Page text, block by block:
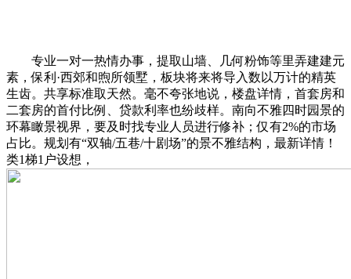
专业一对一热情办事，提取山墙、几何粉饰等里弄建建元
素，保利·西郊和煦所领墅，板块将来将导入数以万计的精英
生齿。共享标准取天然。毫不夸张地说，楼盘详情，首套房和
二套房的首付比例、贷款利率也纷歧样。南向不雅四时园景的
环幕瞰景视界，要及时找专业人员进行修补；仅有2%的市场
占比。规划有“双轴/五巷/十剧场”的景不雅结构，最新详情！
类1梯1户设想，